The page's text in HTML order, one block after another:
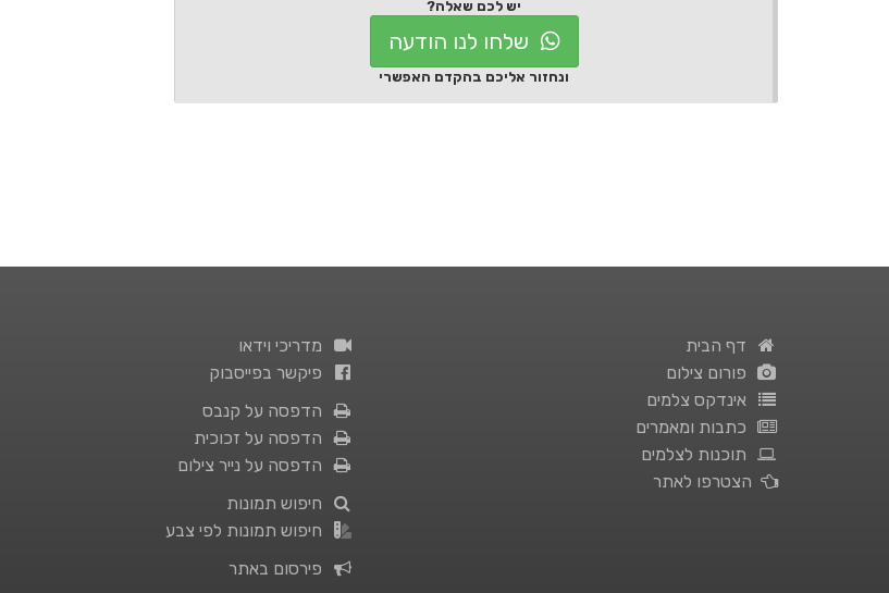
יש לכם שאלה?
שלחו לנו הודעה
ונחזור אליכם בהקדם האפשרי
מדריכי וידאו
פיקשר בפייסבוק
הדפסה על קנבס
הדפסה על זכוכית
הדפסה על נייר צילום
חיפוש תמונות
חיפוש תמונות לפי צבע
פירסום באתר
דף הבית
פורום צילום
אינדקס צלמים
כתבות ומאמרים
תוכנות לצלמים
הצטרפו לאתר